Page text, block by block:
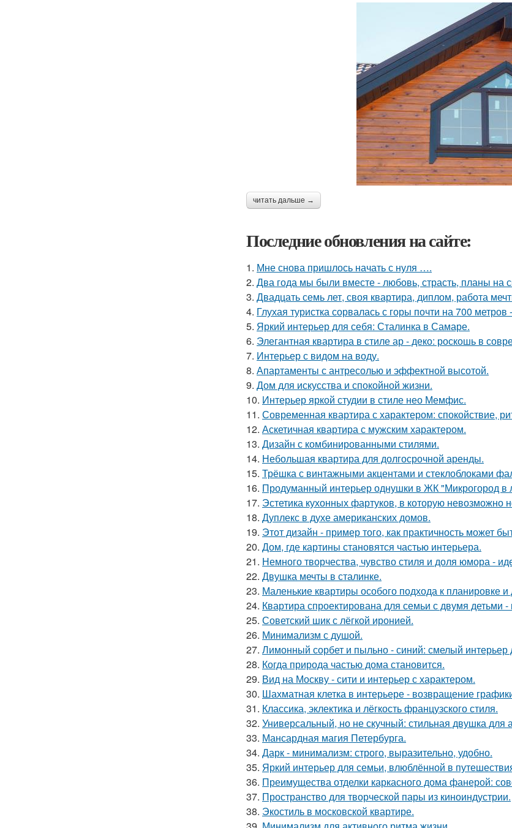
читать дальше →
Последние обновления на сайте:
1. Мне снова пришлось начать с нуля ….
2. Два года мы были вместе - любовь, страсть, планы на
3. Двадцать семь лет, своя квартира, диплом, работа
4. Глухая туристка сорвалась с горы почти на 700
5. Яркий интерьер для себя: Сталинка в Самаре.
6. Элегантная квартира в стиле ар - деко: роскошь в
7. Интерьер с видом на воду.
8. Апартаменты с антресолью и эффектной высотой.
9. Дом для искусства и спокойной жизни.
10. Интерьер яркой студии в стиле нео Мемфис.
11. Современная квартира с характером: спокойствие,
12. Аскетичная квартира с мужским характером.
13. Дизайн с комбинированными стилями.
14. Небольшая квартира для долгосрочной аренды.
15. Трёшка с винтажными акцентами и стеклоблоками
16. Продуманный интерьер однушки в ЖК "Микрогород в
17. Эстетика кухонных фартуков, в которую невозможно
18. Дуплекс в духе американских домов.
19. Этот дизайн - пример того, как практичность может
20. Дом, где картины становятся частью интерьера.
21. Немного творчества, чувство стиля и доля юмора -
22. Двушка мечты в сталинке.
23. Маленькие квартиры особого подхода к планировке и
24. Квартира спроектирована для семьи с двумя детьми
25. Советский шик с лёгкой иронией.
26. Минимализм с душой.
27. Лимонный сорбет и пыльно - синий: смелый интерьер
28. Когда природа частью дома становится.
29. Вид на Москву - сити и интерьер с характером.
30. Шахматная клетка в интерьере - возвращение
31. Классика, эклектика и лёгкость французского стиля.
32. Универсальный, но не скучный: стильная двушка для
33. Мансардная магия Петербурга.
34. Дарк - минимализм: строго, выразительно, удобно.
35. Яркий интерьер для семьи, влюблённой в
36. Преимущества отделки каркасного дома фанерой:
37. Пространство для творческой пары из киноиндустрии.
38. Экостиль в московской квартире.